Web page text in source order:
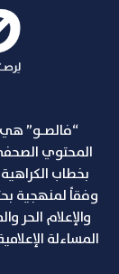
“فالصـو”
المحتوي
بخطاب
وفقاً لمنهجية
والإعلام الحر
المساءلة